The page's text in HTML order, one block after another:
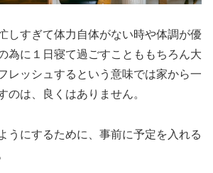
しすぎて体力自体がない時や体調が優
為に１日寝て過ごすことももちろん大
レッシュするという意味では家から一
のは、良くはありません。
うにするために、事前に予定を入れる